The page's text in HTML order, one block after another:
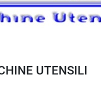
UTENSILI